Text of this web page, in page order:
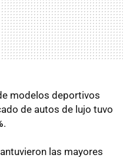
modelos deportivos
de autos de lujo tuvo
.
las mayores